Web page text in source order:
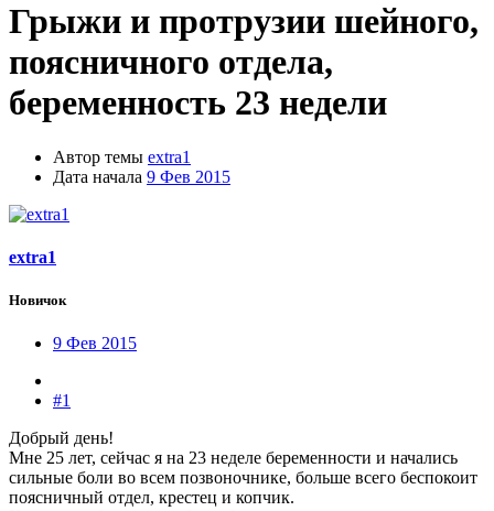
Грыжи и протрузии шейного,
поясничного отдела,
беременность 23 недели
Автор темы extra1
Дата начала 9 Фев 2015
extra1
Новичок
9 Фев 2015
#1
Добрый день!
Мне 25 лет, сейчас я на 23 неделе беременности и начались
сильные боли во всем позвоночнике, больше всего беспокоит
поясничный отдел, крестец и копчик.